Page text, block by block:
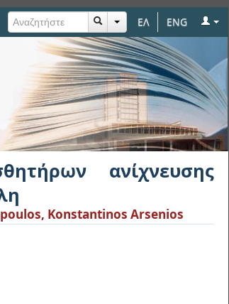
ΕΛ ENG
εισβολών δικτύου για
ανίχνευσης
Konstantinos Arsenios